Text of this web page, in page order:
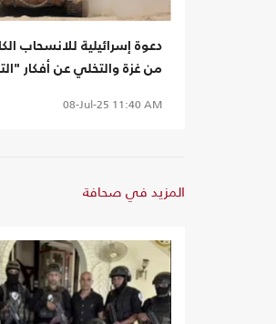
دعوة إسرائيلية للانسحاب
من غزة والتخلي عن أفكار
08-Jul-25 11:40 AM
المزيد في صحافة